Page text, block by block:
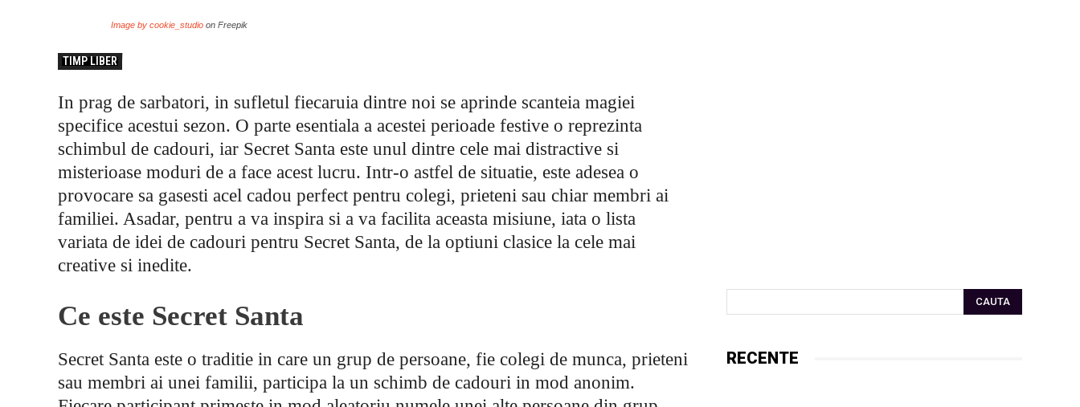
Image by cookie_studio on Freepik
TIMP LIBER
In prag de sarbatori, in sufletul fiecaruia dintre noi se aprinde scanteia magiei
specifice acestui sezon. O parte esentiala a acestei perioade festive o reprezinta
schimbul de cadouri, iar Secret Santa este unul dintre cele mai distractive si
misterioase moduri de a face acest lucru. Intr-o astfel de situatie, este adesea o
provocare sa gasesti acel cadou perfect pentru colegi, prieteni sau chiar membri ai
familiei. Asadar, pentru a va inspira si a va facilita aceasta misiune, iata o lista
variata de idei de cadouri pentru Secret Santa, de la optiuni clasice la cele mai
creative si inedite.
Ce este Secret Santa
Secret Santa este o traditie in care un grup de persoane, fie colegi de munca, prieteni
sau membri ai unei familii, participa la un schimb de cadouri in mod anonim.
CAUTA
RECENTE